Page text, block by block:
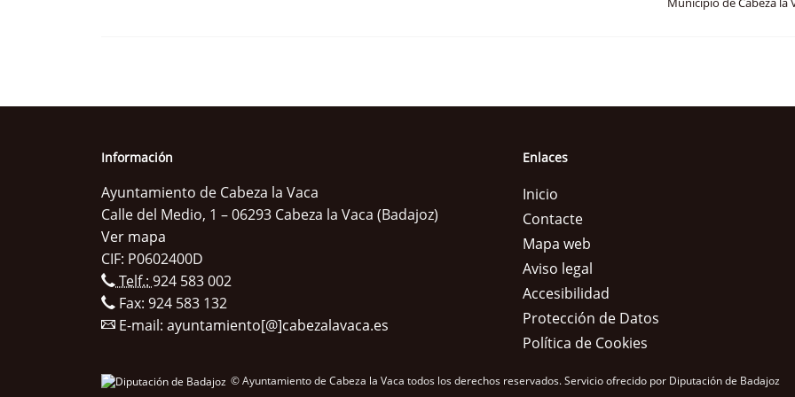
Información
Ayuntamiento de Cabeza la Vaca
Calle del Medio, 1 – 06293 Cabeza la Vaca (Badajoz)
Ver mapa
CIF: P0602400D
Telf.:924 583 002
Fax: 924 583 132
E-mail: ayuntamiento[@]cabezalavaca.es
Enlaces
Inicio
Contacte
Mapa web
Aviso legal
Accesibilidad
Protección de Datos
Política de Cookies
© Ayuntamiento de Cabeza la Vaca todos los derechos reservados.Servicio ofrecido por Diputación de Badajoz